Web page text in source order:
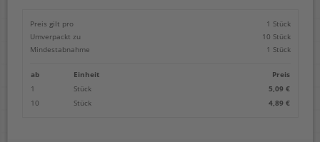
Preis gilt pro
1 Stück
Umverpackt zu
10 Stück
Mindestabnahme
1 Stück
ab Einheit
Preis
1
Stück
5,09 €
10
Stück 4,89 €